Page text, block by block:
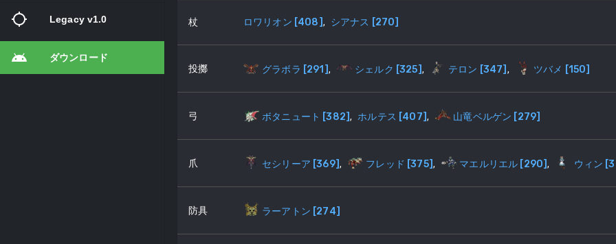
Legacy v1.0
ダウンロード
杖 ロワリオン [408], シアナス [270]
投擲 グラボラ [291 ], シェルク [325], テロン [347] , ツバメ [150]
弓 ボタニュート [382], ホルテス [407], 山竜ベルゲン [279]
爪 セシリーア [369], フレッド [375], マエルリエル [290], ウィン [
防具 ラーアトン [274]